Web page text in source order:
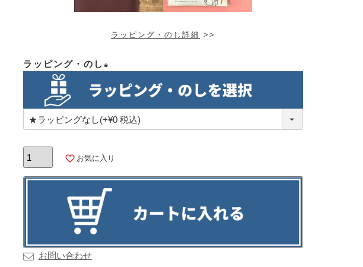
ラッピング・のし詳細 >>
ラッピング・のし
須)
お気に入り
お問い合わせ